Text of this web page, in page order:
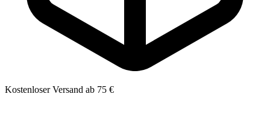
Kostenloser Versand ab 75 €